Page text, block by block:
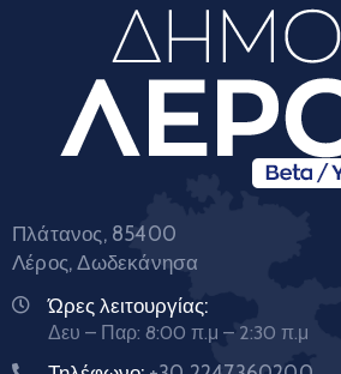
Πλάτανος, 85400
Λέρος, Δωδεκάνησα
Ώρες λειτουργίας:
Δευ – Παρ: 8:00 π.μ – 2:30 π.μ